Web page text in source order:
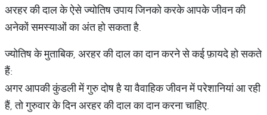
अरहर की दाल के ऐसे ज्योतिष उपाय जिनको करके आपके जीवन की
अनेकों समस्याओं का अंत हो सकता है.
ज्योतिष के मुताबिक, अरहर की दाल का दान करने से कई फ़ायदे हो सकते
हैं:
अगर आपकी कुंडली में गुरु दोष है या वैवाहिक जीवन में परेशानियां आ रही
हैं, तो गुरुवार के दिन अरहर की दाल का दान करना चाहिए.